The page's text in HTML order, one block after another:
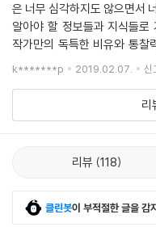
독일로 도망쳐 오기는 했지만,
이 있었다. 한국 사회의 대안을
린 장벽이 무너지는 순간, 하
생각이 들었다. 청춘을 송두리
한국적 상황에서 강요받았던
은 질문이기도 했다. ‘사회
에 관한 논의에 특히 관심이
결정했다. 새롭게 공부를 시작
“Was ist deine Theorie? 네
은 너무 심각하지도 않으면서
알아야 할 정보들과 지식들로
작가만의 독특한 비유와 통찰
빠지게 한다. 창조는 편집이다.
데 책을 읽으면
k*******p 2019.02.07. 신
리
리뷰 118
클린봇이 부적절한 글을 감